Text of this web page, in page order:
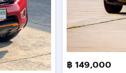
฿ 149,000